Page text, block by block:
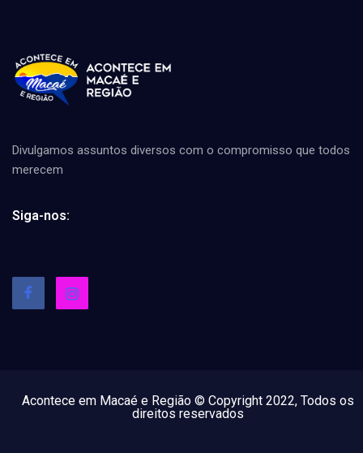
Divulgamos assuntos diversos com o compromisso que todos
merecem
Siga-nos:
Acontece em Macaé e Região © Copyright 2022, Todos os
direitos reservados